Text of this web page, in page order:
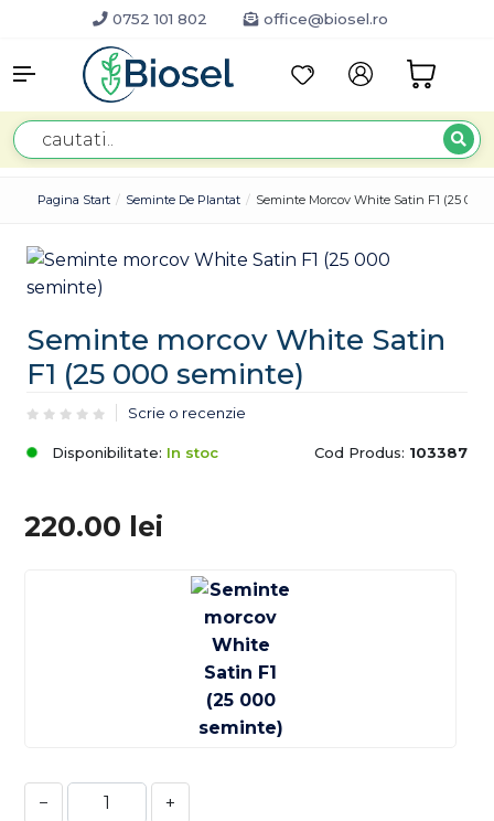
0752 101 802 office@biosel.ro
Pagina Start Seminte De Plantat Seminte Morcov White Satin F1 (25 000
Seminte morcov White Satin
F1 (25 000 seminte)
Scrie o recenzie
Disponibilitate: In stoc Cod Produs: 103387
220.00 lei
− +